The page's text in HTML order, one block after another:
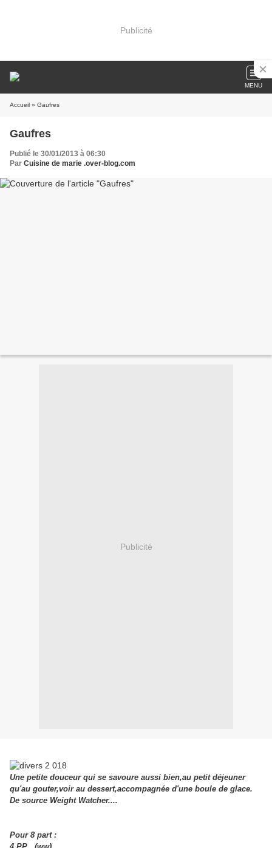
Publicité
MENU
Accueil » Gaufres
Gaufres
Publié le 30/01/2013 à 06:30
Par Cuisine de marie .over-blog.com
Publicité
Une petite douceur qui se savoure aussi bien,au petit déjeuner
qu'au gouter,voir au dessert,accompagnée d'une boule de glace.
De source Weight Watcher....
Pour 8 part :